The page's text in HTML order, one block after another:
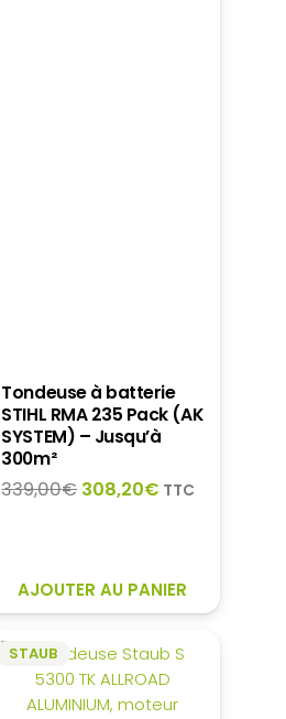
Tondeuse à batterie
STIHL RMA 235 Pack (AK
SYSTEM) – Jusqu’à
300m²
339,00€Le
339,00€.
308,20€ Le
308,20€.
TTC
AJOUTER AU PANIER
STAUB